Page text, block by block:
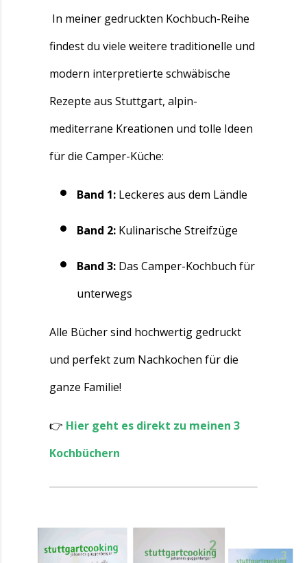
In meiner gedruckten Kochbuch-Reihe
findest du viele weitere traditionelle und
modern interpretierte schwäbische
Rezepte aus Stuttgart, alpin-
mediterrane Kreationen und tolle Ideen
für die Camper-Küche:
Band 1: Leckeres aus dem Ländle
Band 2: Kulinarische Streifzüge
Band 3: Das Camper-Kochbuch für
unterwegs
Alle Bücher sind hochwertig gedruckt
und perfekt zum Nachkochen für die
ganze Familie!
👉 Hier geht es direkt zu meinen 3
Kochbüchern